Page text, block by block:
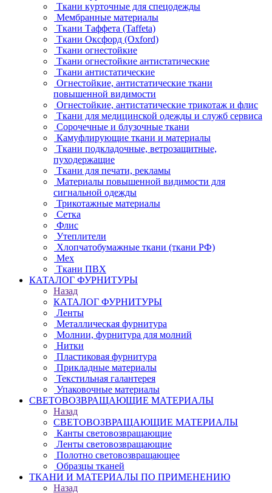
Ткани курточные для спецодежды
Мембранные материалы
Ткани Таффета (Taffeta)
Ткани Оксфорд (Oxford)
Ткани огнестойкие
Ткани огнестойкие антистатические
Ткани антистатические
Огнестойкие, антистатические ткани
повышенной видимости
Огнестойкие, антистатические трикотаж и флис
Ткани для медицинской одежды и служб сервиса
Сорочечные и блузочные ткани
Камуфлирующие ткани и материалы
Ткани подкладочные, ветрозащитные,
пуходержащие
Ткани для печати, рекламы
Материалы повышенной видимости для
сигнальной одежды
Трикотажные материалы
Сетка
Флис
Утеплители
Хлопчатобумажные ткани (ткани РФ)
Мех
Ткани ПВХ
КАТАЛОГ ФУРНИТУРЫ
Назад
КАТАЛОГ ФУРНИТУРЫ
Ленты
Металлическая фурнитура
Молнии, фурнитура для молний
Нитки
Пластиковая фурнитура
Прикладные материалы
Текстильная галантерея
Упаковочные материалы
СВЕТОВОЗВРАЩАЮЩИЕ МАТЕРИАЛЫ
Назад
СВЕТОВОЗВРАЩАЮЩИЕ МАТЕРИАЛЫ
Канты световозвращающие
Ленты световозвращающие
Полотно световозвращающее
Образцы тканей
ТКАНИ И МАТЕРИАЛЫ ПО ПРИМЕНЕНИЮ
Назад